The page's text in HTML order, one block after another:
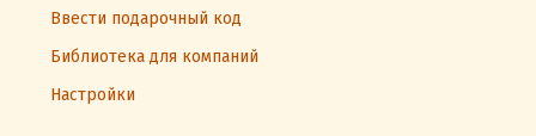
Ввести подарочный код
Библиотека для компаний
Настройки